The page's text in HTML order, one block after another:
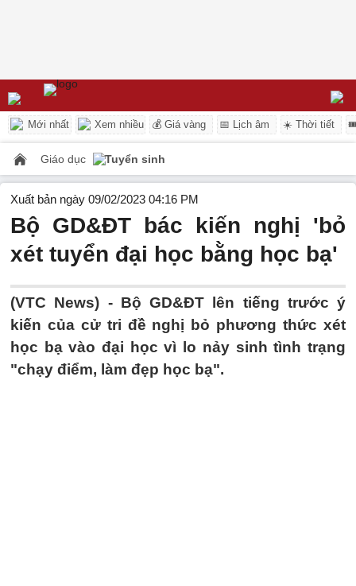
Mới nhất Xem nhiều 💰 Giá vàng 📅 Lịch âm ☀️ Thời tiết
Giáo dục Tuyển sinh
Xuất bản ngày 09/02/2023 04:16 PM
Bộ GD&ĐT bác kiến nghị 'bỏ
xét tuyển đại học bằng học bạ'
(VTC News) - Bộ GD&ĐT lên tiếng trước ý
kiến của cử tri đề nghị bỏ phương thức xét
học bạ vào đại học vì lo nảy sinh tình trạng
"chạy điểm, làm đẹp học bạ".